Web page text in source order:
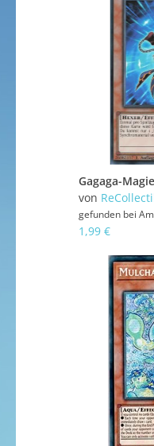
von
gefunden bei
1,99 €